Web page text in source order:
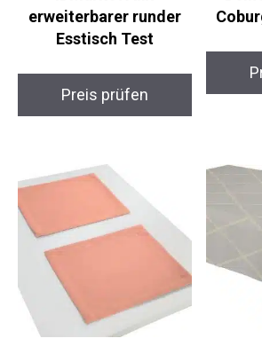
erweiterbarer runder
Esstisch Test
Preis prüfen